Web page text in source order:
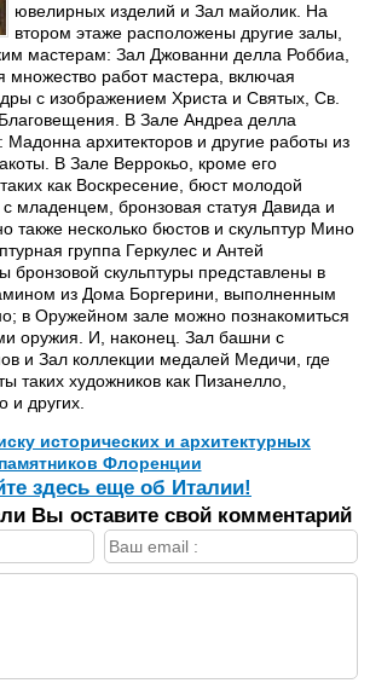
ювелирных изделий и Зал майолик. На
втором этаже расположены другие залы,
мастерам: Зал Джованни делла Роббиа,
множество работ мастера, включая
с изображением Христа и Святых, Св.
В Зале Андреа делла
архитекторов и другие работы из
В Зале Веррокьо, кроме его
как Воскресение, бюст молодой
бронзовая статуя Давида и
также несколько бюстов и скульптур Мино
группа Геркулес и Антей
бронзовой скульптуры представлены в
из Дома Боргерини, выполненным
в Оружейном зале можно познакомиться
оружия. И, наконец. Зал башни с
и Зал коллекции медалей Медичи, где
таких художников как Пизанелло,
и других.
исторических и архитектурных
памятников Флоренции
здесь еще об Италии!
Вы оставите свой комментарий